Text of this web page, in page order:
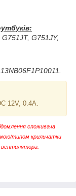
G751JY,
12V, 0.4A.
споживача
типом крильчатки
вентилятора